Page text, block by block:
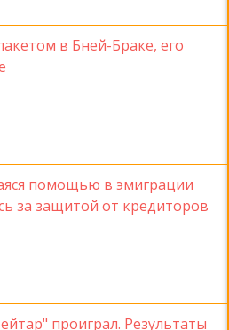
в Бней-Браке, его
помощью в эмиграции
за защитой от кредиторов
проиграл. Результаты